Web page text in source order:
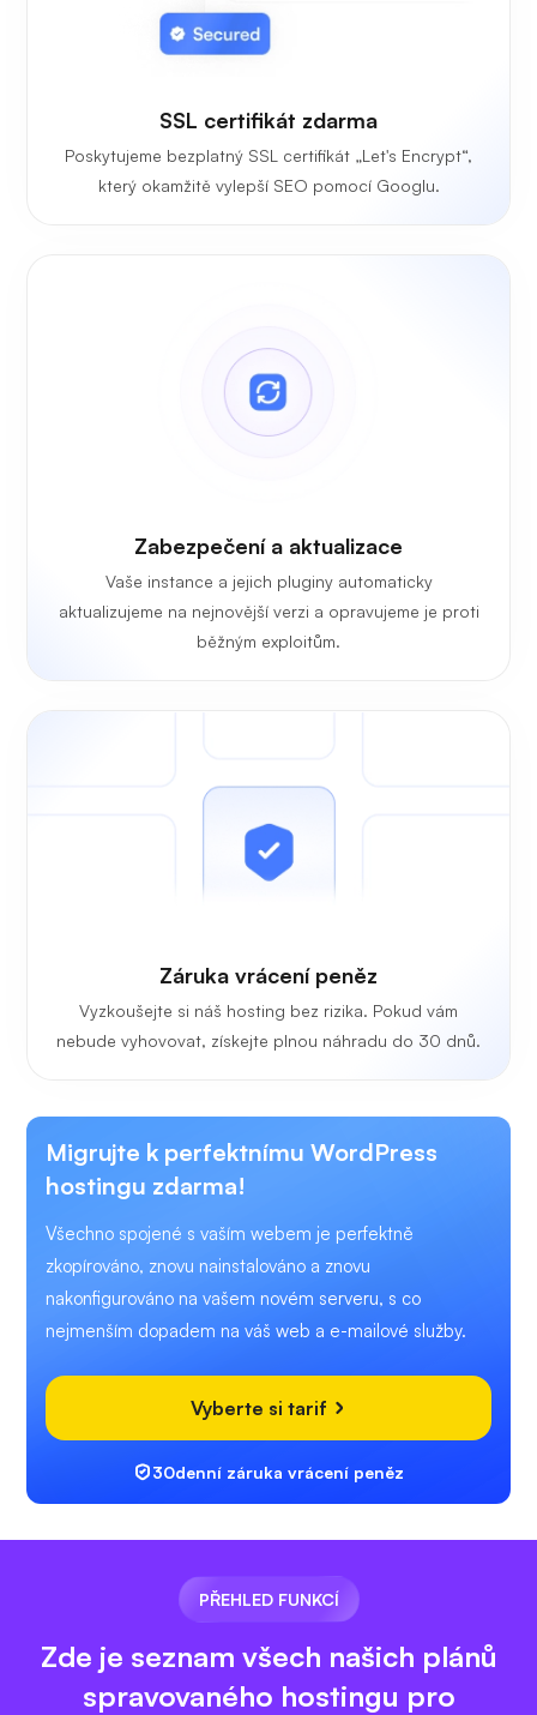
SSL certifikát zdarma
Poskytujeme bezplatný SSL certifikát „Let's Encrypt“,
který okamžitě vylepší SEO pomocí Googlu.
Zabezpečení a aktualizace
Vaše instance a jejich pluginy automaticky
aktualizujeme na nejnovější verzi a opravujeme je proti
běžným exploitům.
Záruka vrácení peněz
Vyzkoušejte si náš hosting bez rizika. Pokud vám
nebude vyhovovat, získejte plnou náhradu do 30 dnů.
Migrujte k perfektnímu WordPress
hostingu zdarma!
Všechno spojené s vaším webem je perfektně
zkopírováno, znovu nainstalováno a znovu
nakonfigurováno na vašem novém serveru, s co
nejmenším dopadem na váš web a e-mailové služby.
Vyberte si tarif
30denní záruka vrácení peněz
PŘEHLED FUNKCÍ
Zde je seznam všech našich plánů
spravovaného hostingu pro